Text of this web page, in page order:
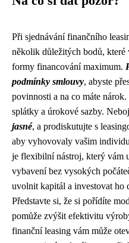
Při sjednávání finančního
několik důležitých bodů, které
formy financování maximum.
podmínky smlouvy, abyste
povinnosti a na co máte
splátky a úrokové sazby.
jasné, a prodiskutujte s
aby vyhovovaly vašim
je flexibilní nástroj, který vám
vybavení bez vysokých
uvolnit kapitál a investovat ho
Představte si, že si pořídíte
pomůže zvýšit efektivitu
finanční leasing vám může